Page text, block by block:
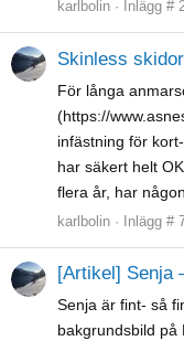
karlbolin Inlägg #
Skinless
För långa
(https://
infästning för
har säkert helt
flera år, har
karlbolin Inlägg #
[Artikel] Senja
Senja är fint- så
bakgrundsbild på